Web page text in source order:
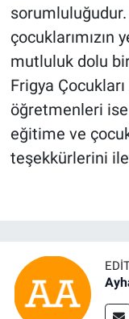
çocuklarımızın
mutluluk dolu
Frigya
öğretmenleri
eğitime ve
teşekkürlerini